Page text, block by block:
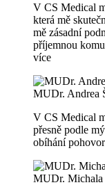
V CS Medical
která mě
mě zásadní
příjemnou
více
MUDr. Andrea
V CS Medical
přesně podle
obíhání
MUDr. Michala